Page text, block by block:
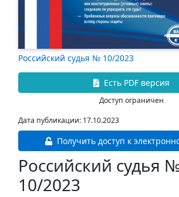
Российский судья № 10/2023
Есть PDF версия
Доступ ограничен
Дата публикации: 17.10.2023
Получить доступ к
Российский судья
10/2023